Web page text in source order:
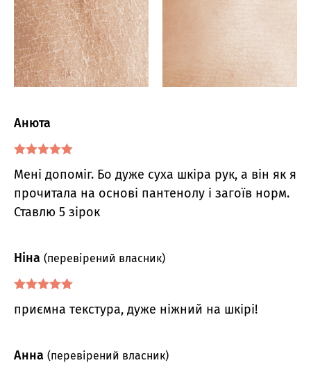
з 5
Анюта
Мені допоміг. Бо дуже суха шкіра рук, а він як я
прочитала на основі пантенолу і загоїв норм.
Ставлю 5 зірок
з 5
Ніна (перевірений власник)
приємна текстура, дуже ніжний на шкірі!
Анна (перевірений власник)